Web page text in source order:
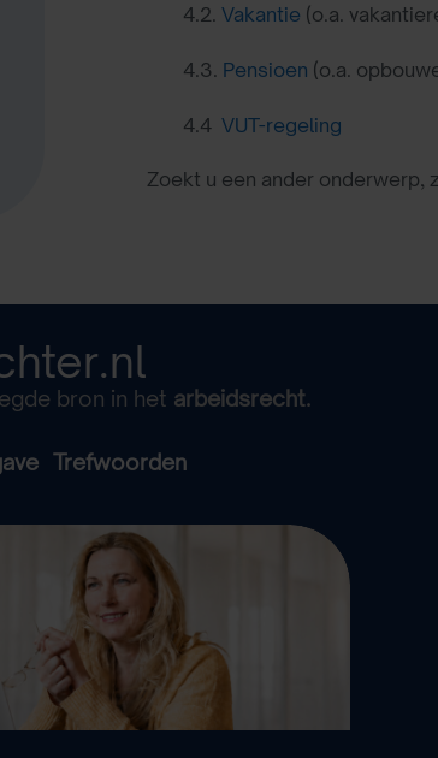
4.2. Vakantie (o.a.
4.3. Pensioen (o.a.
4.4 VUT-regeling
Zoekt u een ander onderwerp,
bron in het arbeidsrecht.
Trefwoorden